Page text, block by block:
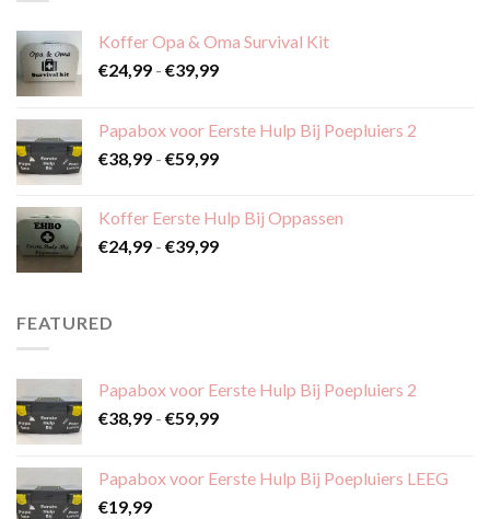
Koffer Opa & Oma Survival Kit
€24,99 - €39,99Prijsklasse:
€39,99
Papabox voor Eerste Hulp Bij Poepluiers 2
€38,99 - €59,99Prijsklasse:
€59,99
Koffer Eerste Hulp Bij Oppassen
€24,99 - €39,99Prijsklasse:
FEATURED
Papabox voor Eerste Hulp Bij Poepluiers 2
€38,99 - €59,99Prijsklasse:
€59,99
Papabox voor Eerste Hulp Bij Poepluiers LEEG
€19,99